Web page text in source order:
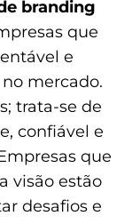
branding
que
e
mercado.
trata-se de
confiável e
que
visão estão
desafios e